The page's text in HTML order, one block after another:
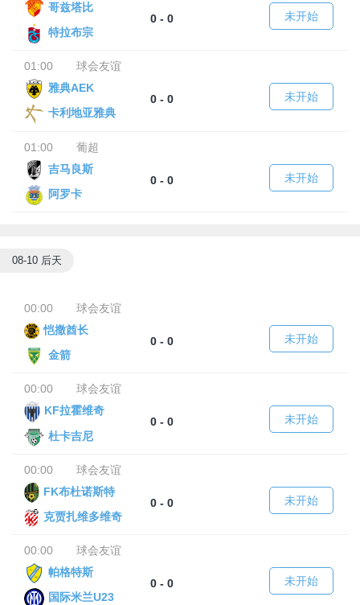
哥兹塔比
0 - 0
特拉布宗
未开始
01:00
球会友谊
雅典AEK
0 - 0
卡利地亚雅典
未开始
01:00
葡超
吉马良斯
0 - 0
阿罗卡
未开始
08-10 后天
00:00
球会友谊
恺撒酋长
0 - 0
金箭
未开始
00:00
球会友谊
KF拉霍维奇
0 - 0
杜卡吉尼
未开始
00:00
球会友谊
FK布杜诺斯特
0 - 0
克贾扎维多维奇
未开始
00:00
球会友谊
帕格特斯
0 - 0
国际米兰U23
未开始